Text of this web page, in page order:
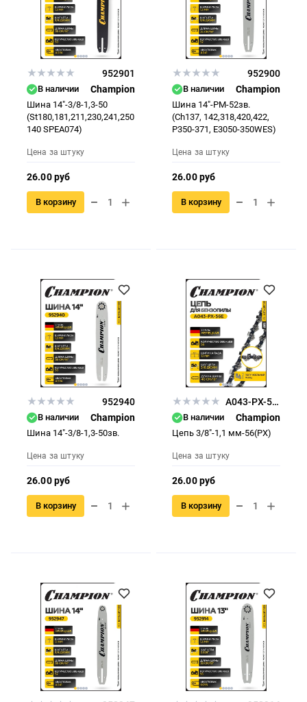
952901
В наличии Champion
Шина 14"-3/8-1,3-50
(St180,181,211,230,241,250
140 SPEA074)
Цена за штуку
26.00 руб
В корзину
952900
В наличии Champion
Шина 14"-РМ-52зв.
(Ch137, 142,318,420,422,
P350-371, E3050-350WES)
Цена за штуку
26.00 руб
В корзину
952940
В наличии Champion
Шина 14"-3/8-1,3-50зв.
Цена за штуку
26.00 руб
В корзину
A043-PX-56E
В наличии Champion
Цепь 3/8"-1,1 мм-56(PX)
Цена за штуку
26.00 руб
В корзину